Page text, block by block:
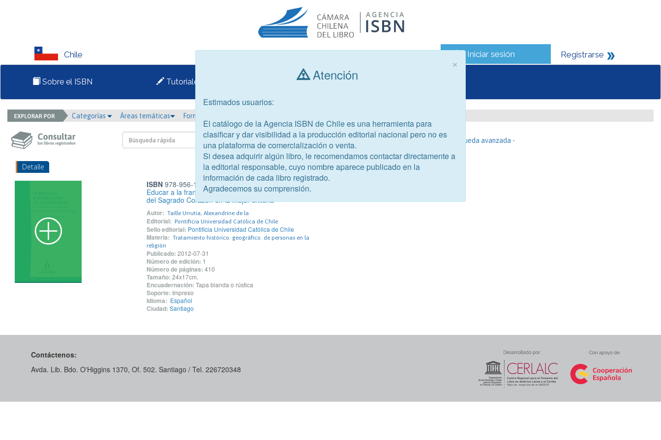
Chile Iniciar sesión Registrarse
Sobre el ISBN Tutoriales Consultar libros
Categorías Áreas temáticas Formato
- Búsqueda avanzada -
Detalle
ISBN978-956-14-1271-2
Educar a la francesa: Anna du Rousier y el impacto
del Sagrado Corazón en la mujer chilena
Autor: Taille Urrutia, Alexandrine de la
Editorial: Pontificia Universidad Católica de Chile
Sello editorial: Pontificia Universidad Católica de Chile
Materia: Tratamiento histórico. geográfico. de personas en la
religión
Publicado: 2012-07-31
Número de edición: 1
Número de páginas: 410
Tamaño: 24x17cm.
Encuadernación: Tapa blanda o rústica
Soporte: Impreso
Idioma: Español
Ciudad: Santiago
Contáctenos:
Avda. Lib. Bdo. O'Higgins 1370, Of. 502. Santiago / Tel. 226720348
×
Atención
Estimados usuarios:
El catálogo de la Agencia ISBN de Chile es una herramienta para
clasificar y dar visibilidad a la producción editorial nacional pero no es
una plataforma de comercialización o venta.
Si desea adquirir algún libro, le recomendamos contactar directamente a
la editorial responsable, cuyo nombre aparece publicado en la
información de cada libro registrado.
Agradecemos su comprensión.